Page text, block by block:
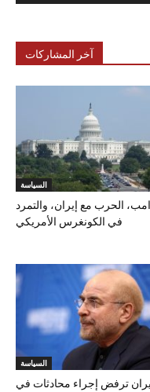
آخر المشاركات
السياسة
الحرب مع إيران، والتمرد
في الكونغرس الأمريكي
السياسة
ترفض إجراء محادثات في